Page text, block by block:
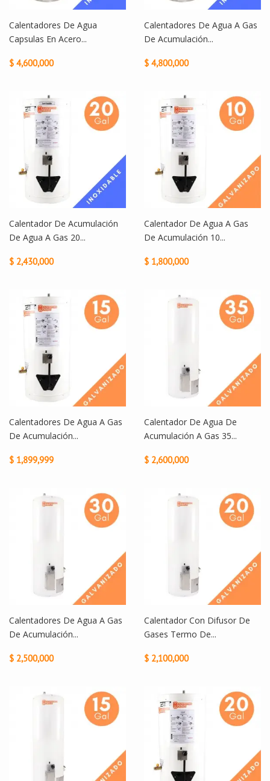
Calentadores De Agua
Capsulas En Acero...
$ 4,600,000
Calentadores De Agua A Gas
De Acumulación...
$ 4,800,000
Calentador De Acumulación
De Agua A Gas 20...
$ 2,430,000
Calentador De Agua A Gas
De Acumulación 10...
$ 1,800,000
Calentadores De Agua A Gas
De Acumulación...
$ 1,899,999
Calentador De Agua De
Acumulación A Gas 35...
$ 2,600,000
Calentadores De Agua A Gas
De Acumulación...
$ 2,500,000
Calentador Con Difusor De
Gases Termo De...
$ 2,100,000